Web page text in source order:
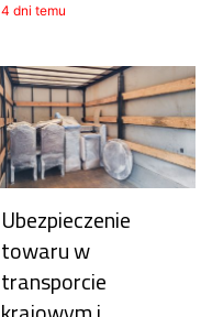
4 dni temu
Ubezpieczenie
towaru w
transporcie